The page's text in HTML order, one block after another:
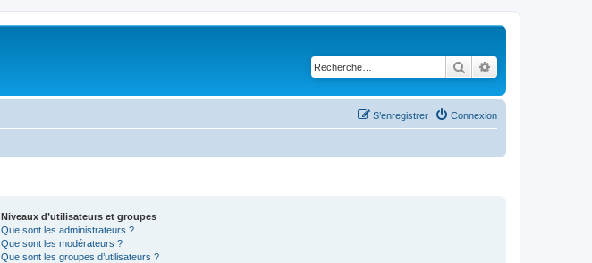
Rechercher
Connexion
S’enregistrer
Niveaux d’utilisateurs et groupes
Que sont les administrateurs ?
Que sont les modérateurs ?
Que sont les groupes d’utilisateurs ?